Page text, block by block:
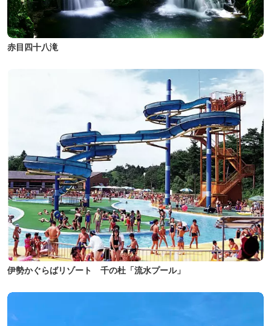
赤目四十八滝
伊勢かぐらばリゾート 千の杜「流水プール」